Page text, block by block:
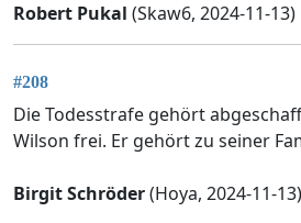
Robert Pukal (Skaw6, 2024-11-13)
#208
Die Todesstrafe gehört
Wilson frei. Er gehört zu seiner
Birgit Schröder(Hoya, 2024-11-13)